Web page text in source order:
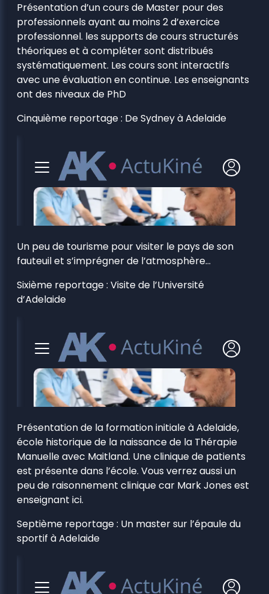
Présentation d’un cours de Master pour des
professionnels ayant au moins 2 d’exercice
professionnel. les supports de cours structurés
théoriques et à compléter sont distribués
systématiquement. Les cours sont interactifs
avec une évaluation en continue. Les enseignants
ont des niveaux de PhD
Cinquième reportage : De Sydney à Adelaide
Un peu de tourisme pour visiter le pays de son
fauteuil et s’imprégner de l’atmosphère…
Sixième reportage : Visite de l’Université
d’Adelaide
Présentation de la formation initiale à Adelaide,
école historique de la naissance de la Thérapie
Manuelle avec Maitland. Une clinique de patients
est présente dans l’école. Vous verrez aussi un
peu de raisonnement clinique car Mark Jones est
enseignant ici.
Septième reportage : Un master sur l’épaule du
sportif à Adelaide